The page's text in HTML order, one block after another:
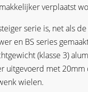
verplaatst
serie is, net als
en BS series
(klasse 3)
uitgevoerd met
wielen.